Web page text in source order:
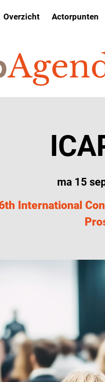
Overzicht Actorpunten
ma 15
International